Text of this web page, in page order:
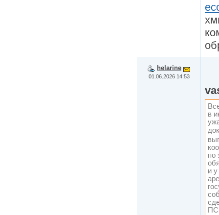
helarine
01.06.2026 14:53
в
по
и
ПС